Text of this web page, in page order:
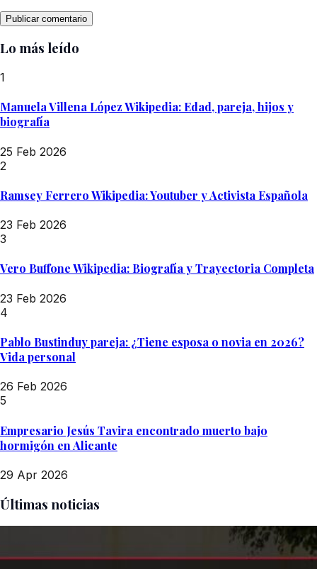
Lo más leído
1
Manuela Villena López Wikipedia: Edad, pareja, hijos y
biografía
25 Feb 2026
2
Ramsey Ferrero Wikipedia: Youtuber y Activista Española
23 Feb 2026
3
Vero Buffone Wikipedia: Biografía y Trayectoria Completa
23 Feb 2026
4
Pablo Bustinduy pareja: ¿Tiene esposa o novia en 2026?
Vida personal
26 Feb 2026
5
Empresario Jesús Tavira encontrado muerto bajo
hormigón en Alicante
29 Apr 2026
Últimas noticias